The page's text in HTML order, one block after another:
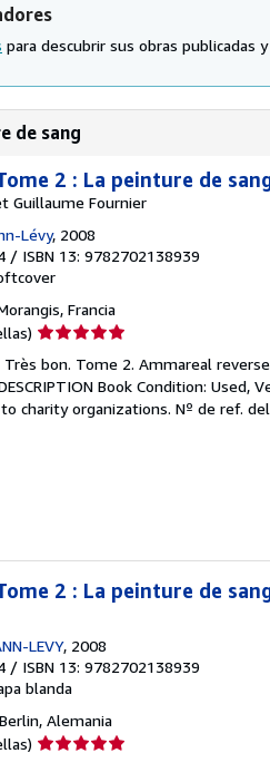
para descubrir sus obras publicadas
de sang
2 : La peinture de
Guillaume Fournier
Lévy, 2008
/ ISBN 13: 9782702138939
Francia
Calificación
vendedor:
5
de
Très bon. Tome 2. Ammareal
Book Condition:
charity organizations. Nº de ref.
2 : La peinture de
LEVY, 2008
/ ISBN 13: 9782702138939
blanda
Alemania
Calificación